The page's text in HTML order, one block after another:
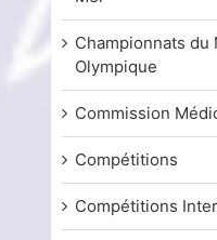
Coupe de la TRF d’aviron de
13 juillet, 2026
Championnats du
Olympique
Commission
Compétitions
Compétitions